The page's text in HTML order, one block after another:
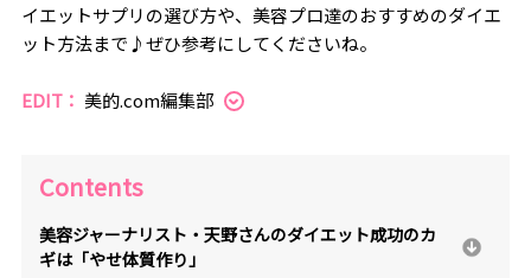
イエットサプリの選び方や、美容プロ達のおすすめのダイエ
ット方法まで♪ぜひ参考にしてくださいね。
EDIT： 美的.com編集部
Contents
美容ジャーナリスト・天野さんのダイエット成功のカ
ギは「やせ体質作り」